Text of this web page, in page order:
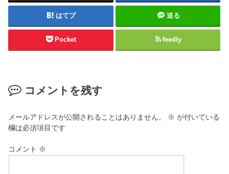
はてブ 送る
Pocket feedly
コメントを残す
メールアドレスが公開されることはありません。 ※ が付いている
欄は必須項目です
コメント ※